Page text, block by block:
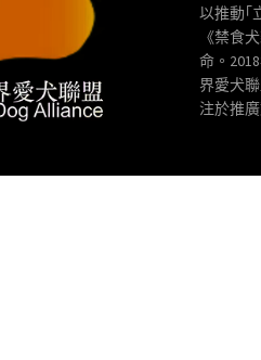
以推動｢
《禁食
命。
界愛犬
注於推